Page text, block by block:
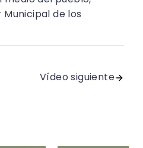
de los
Vídeo siguiente